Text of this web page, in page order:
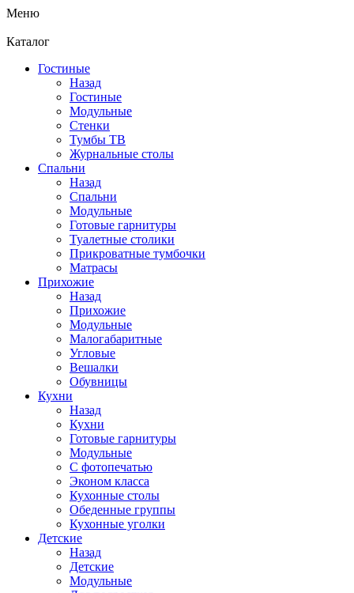
Меню
Каталог
Гостиные
Назад
Гостиные
Модульные
Стенки
Тумбы ТВ
Журнальные столы
Спальни
Назад
Спальни
Модульные
Готовые гарнитуры
Туалетные столики
Прикроватные тумбочки
Матрасы
Прихожие
Назад
Прихожие
Модульные
Малогабаритные
Угловые
Вешалки
Обувницы
Кухни
Назад
Кухни
Готовые гарнитуры
Модульные
С фотопечатью
Эконом класса
Кухонные столы
Обеденные группы
Кухонные уголки
Детские
Назад
Детские
Модульные